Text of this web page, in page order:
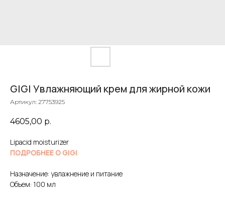
GIGI Увлажняющий крем для жирной кожи
Артикул: 27753925
4605,00 р.
Lipacid moisturizer
ПОДРОБНЕЕ О GIGI
Назначение: увлажнение и питание
Объем: 100 мл